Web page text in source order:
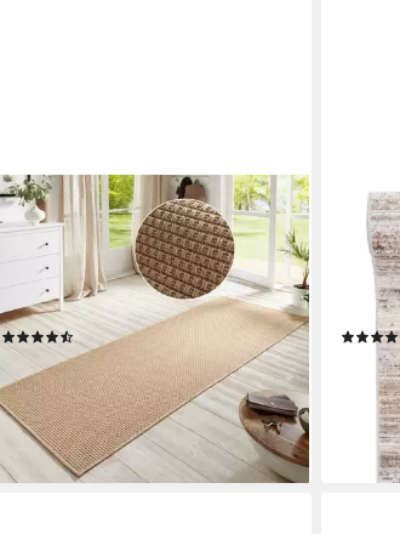
HANSE HOME
Läufer Nature 600, rechteckig, Höhe:
5 mm, Flachgewebe, In- & Outdoor,
Rutschfest, Flur, Küche, Garten,
Terrasse
(69)
ab 53,07 € UVP 89,90 €
-41%
lieferbar - in 3-4 Werktagen bei dir
ab